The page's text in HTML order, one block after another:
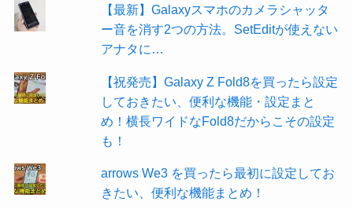
【最新】Galaxyスマホのカメラシャッタ
ー音を消す2つの方法。SetEditが使えない
アナタに…
【祝発売】Galaxy Z Fold8を買ったら設定
しておきたい、便利な機能・設定まと
め！横長ワイドなFold8だからこその設定
も！
arrows We3 を買ったら最初に設定してお
きたい、便利な機能まとめ！